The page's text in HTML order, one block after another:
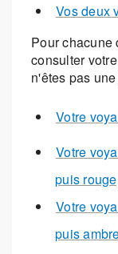
Vos deux
Pour
consulter
n'êtes pas
Votre
Votre
puis
Votre
puis